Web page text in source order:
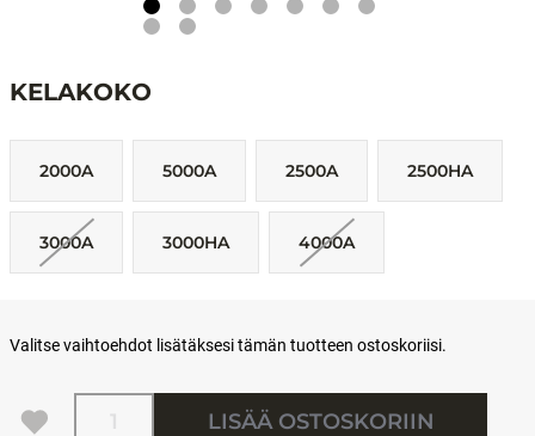
KELAKOKO
2000A 5000A 2500A 2500HA
3000A 3000HA 4000A
Valitse vaihtoehdot lisätäksesi tämän tuotteen ostoskoriisi.
Määrä
LISÄÄ OSTOSKORIIN